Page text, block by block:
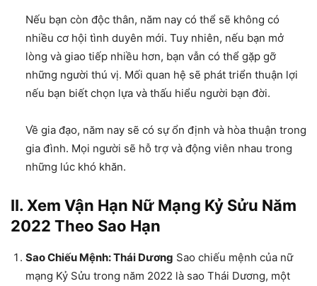
Nếu bạn còn độc thân, năm nay có thể sẽ không có
nhiều cơ hội tình duyên mới. Tuy nhiên, nếu bạn mở
lòng và giao tiếp nhiều hơn, bạn vẫn có thể gặp gỡ
những người thú vị. Mối quan hệ sẽ phát triển thuận lợi
nếu bạn biết chọn lựa và thấu hiểu người bạn đời.
Về gia đạo, năm nay sẽ có sự ổn định và hòa thuận trong
gia đình. Mọi người sẽ hỗ trợ và động viên nhau trong
những lúc khó khăn.
II. Xem Vận Hạn Nữ Mạng Kỷ Sửu Năm
2022 Theo Sao Hạn
Sao Chiếu Mệnh: Thái Dương Sao chiếu mệnh của nữ
mạng Kỷ Sửu trong năm 2022 là sao Thái Dương, một